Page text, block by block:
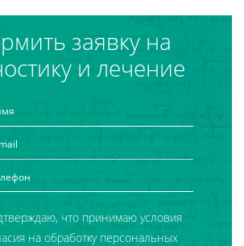
заявку на
и лечение
что принимаю условия
на обработку персональных